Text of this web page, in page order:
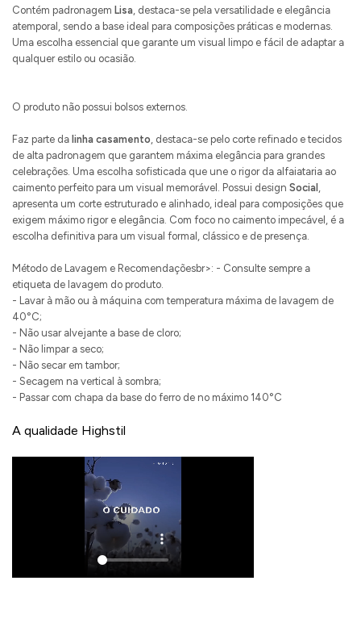
Contém padronagem Lisa, destaca-se pela versatilidade e elegância
atemporal, sendo a base ideal para composições práticas e modernas.
Uma escolha essencial que garante um visual limpo e fácil de adaptar a
qualquer estilo ou ocasião.
O produto não possui bolsos externos.
Faz parte da linha casamento, destaca-se pelo corte refinado e tecidos
de alta padronagem que garantem máxima elegância para grandes
celebrações. Uma escolha sofisticada que une o rigor da alfaiataria ao
caimento perfeito para um visual memorável. Possui design Social ,
apresenta um corte estruturado e alinhado, ideal para composições que
exigem máximo rigor e elegância. Com foco no caimento impecável, é a
escolha definitiva para um visual formal, clássico e de presença.
Método de Lavagem e Recomendaçõesbr>: - Consulte sempre a
etiqueta de lavagem do produto.
- Lavar à mão ou à máquina com temperatura máxima de lavagem de
40°C;
- Não usar alvejante a base de cloro;
- Não limpar a seco;
- Não secar em tambor;
- Secagem na vertical à sombra;
- Passar com chapa da base do ferro de no máximo 140°C
A qualidade Highstil